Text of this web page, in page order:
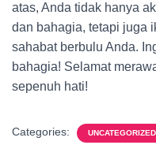
atas, Anda tidak hanya
dan bahagia, tetapi juga
sahabat berbulu Anda.
bahagia! Selamat
sepenuh hati!
Categories: UNCATEGORIZED